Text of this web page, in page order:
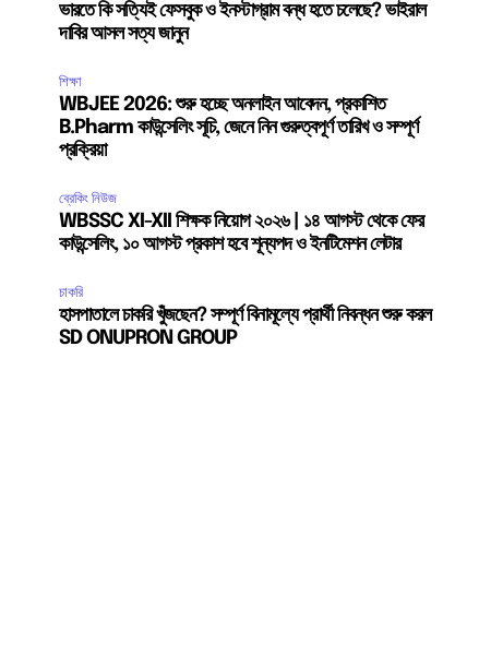
ভারতে কি সত্যিই ফেসবুক ও ইনস্টাগ্রাম বন্ধ হতে চলেছে? ভাইরাল
দাবির আসল সত্য জানুন
শিক্ষা
WBJEE 2026: শুরু হচ্ছে অনলাইন আবেদন, প্রকাশিত
B.Pharm কাউন্সেলিং সূচি, জেনে নিন গুরুত্বপূর্ণ তারিখ ও সম্পূর্ণ
প্রক্রিয়া
ব্রেকিং নিউজ
WBSSC XI-XII শিক্ষক নিয়োগ ২০২৬ | ১৪ আগস্ট থেকে ফের
কাউন্সেলিং, ১০ আগস্ট প্রকাশ হবে শূন্যপদ ও ইনটিমেশন লেটার
চাকরি
হাসপাতালে চাকরি খুঁজছেন? সম্পূর্ণ বিনামূল্যে প্রার্থী নিবন্ধন শুরু করল
SD ONUPRON GROUP